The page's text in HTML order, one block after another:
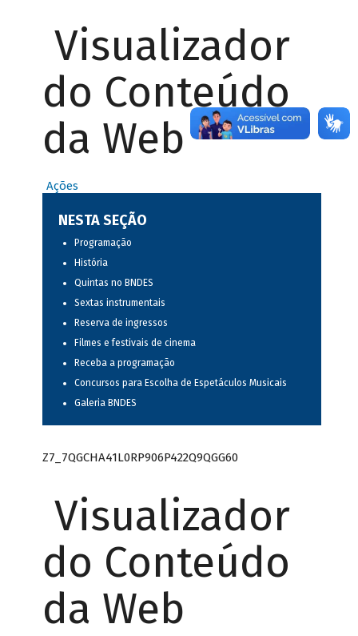
Visualizador
do Conteúdo
da Web
Ações
NESTA SEÇÃO
Programação
História
Quintas no BNDES
Sextas instrumentais
Reserva de ingressos
Filmes e festivais de cinema
Receba a programação
Concursos para Escolha de Espetáculos Musicais
Galeria BNDES
Z7_7QGCHA41L0RP906P422Q9QGG60
Visualizador
do Conteúdo
da Web